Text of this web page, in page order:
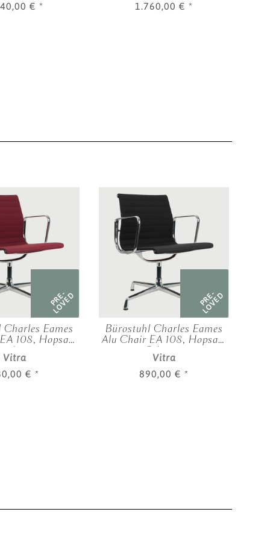
€ *
1.760,00 € *
PRE-
LOVED
Eames
108, Hopsak,
Vitra
€ *
PRE-
LOVED
Bürostuhl Charles Eames
Alu Chair EA 108, Hopsak,
Schwarz
Vitra
890,00 € *